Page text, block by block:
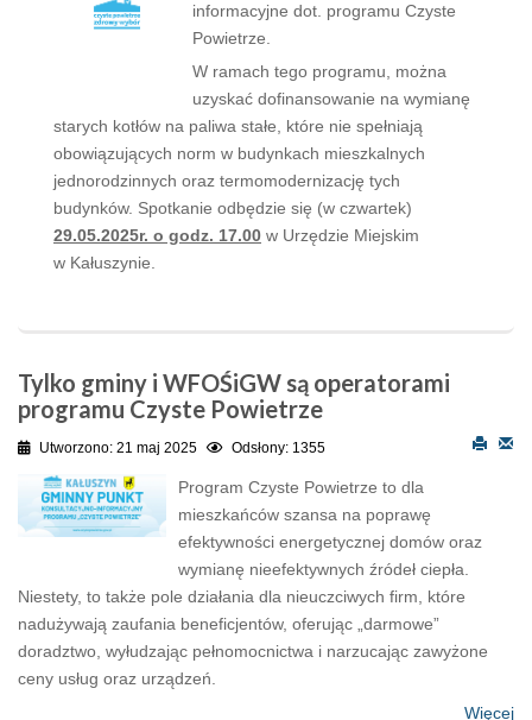
informacyjne dot. programu Czyste
Powietrze.
W ramach tego programu, można
uzyskać dofinansowanie na wymianę
starych kotłów na paliwa stałe, które nie spełniają
obowiązujących norm w budynkach mieszkalnych
jednorodzinnych oraz termomodernizację tych
budynków. Spotkanie odbędzie się (w czwartek)
29.05.2025r. o godz. 17.00 w Urzędzie Miejskim
w Kałuszynie.
Tylko gminy i WFOŚiGW są operatorami
programu Czyste Powietrze
Utworzono: 21 maj 2025 Odsłony: 1355
Program Czyste Powietrze to dla
mieszkańców szansa na poprawę
efektywności energetycznej domów oraz
wymianę nieefektywnych źródeł ciepła.
Niestety, to także pole działania dla nieuczciwych firm, które
nadużywają zaufania beneficjentów, oferując „darmowe”
doradztwo, wyłudzając pełnomocnictwa i narzucając zawyżone
ceny usług oraz urządzeń.
Więcej